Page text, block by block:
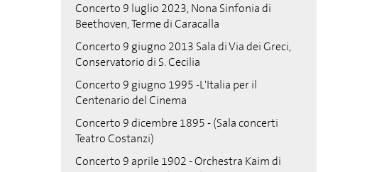
Concerto 9 luglio 2023, Nona Sinfonia di
Beethoven, Terme di Caracalla
Concerto 9 giugno 2013 Sala di Via dei Greci,
Conservatorio di S. Cecilia
Concerto 9 giugno 1995 -L'Italia per il
Centenario del Cinema
Concerto 9 dicembre 1895 - (Sala concerti
Teatro Costanzi)
Concerto 9 aprile 1902 - Orchestra Kaim di